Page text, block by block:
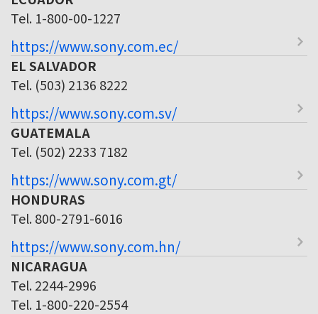
Tel. 1-800-00-1227
https://www.sony.com.ec/
EL SALVADOR
Tel. (503) 2136 8222
https://www.sony.com.sv/
GUATEMALA
Tel. (502) 2233 7182
https://www.sony.com.gt/
HONDURAS
Tel. 800-2791-6016
https://www.sony.com.hn/
NICARAGUA
Tel. 2244-2996
Tel. 1-800-220-2554